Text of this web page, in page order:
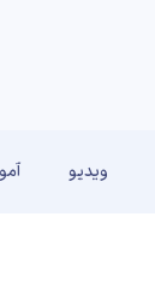
ویدیو